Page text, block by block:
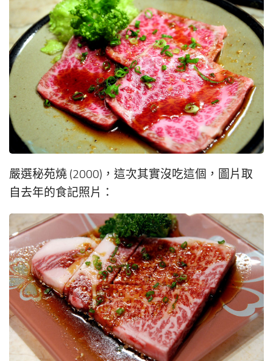
嚴選秘苑燒 (2000)，這次其實沒吃這個，圖片取
自去年的食記照片：